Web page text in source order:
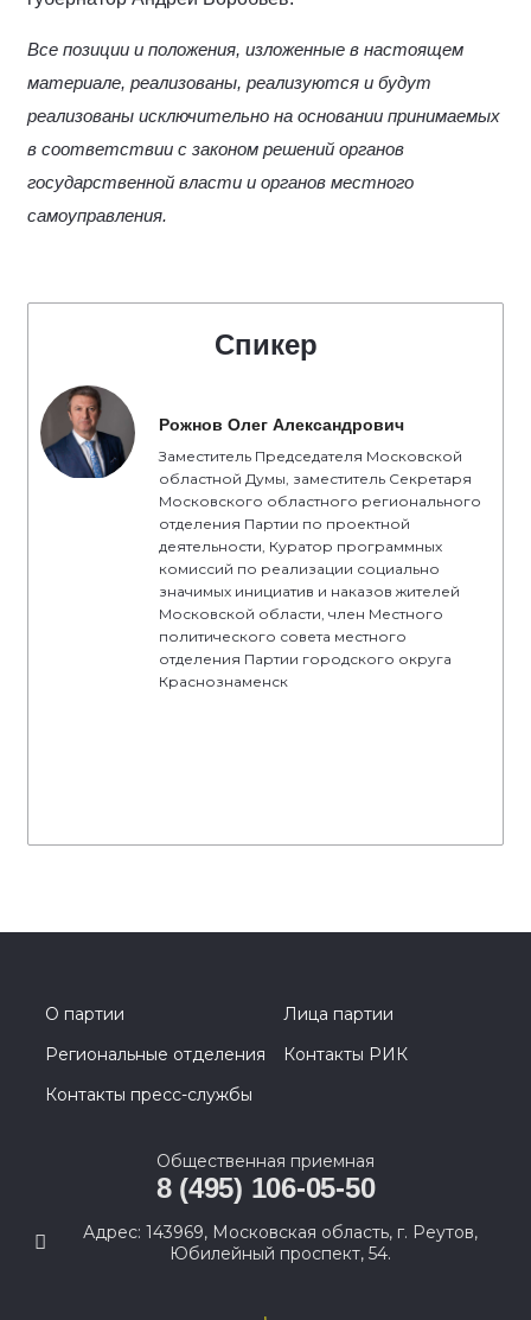
Все позиции и положения, изложенные в настоящем
материале, реализованы, реализуются и будут
реализованы исключительно на основании принимаемых
в соответствии с законом решений органов
государственной власти и органов местного
самоуправления.
Спикер
Рожнов Олег Александрович
Заместитель Председателя Московской
областной Думы, заместитель Секретаря
Московского областного регионального
отделения Партии по проектной
деятельности, Куратор программных
комиссий по реализации социально
значимых инициатив и наказов жителей
Московской области, член Местного
политического совета местного
отделения Партии городского округа
Краснознаменск
О партии
Лица партии
Региональные отделения
Контакты РИК
Контакты пресс-службы
Общественная приемная
8 (495) 106-05-50
Адрес: 143969, Московская область, г. Реутов,
Юбилейный проспект, 54.